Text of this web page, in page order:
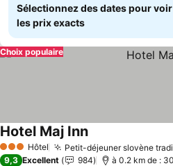
Sélectionnez des dates pour voir
les prix exacts
Choix populaire
3 ÉtoilesHôtel Petit-déjeuner slovène
Hotel Maj InnConsulter les prix
9,3 Excellent 984 à 0.2 km de :